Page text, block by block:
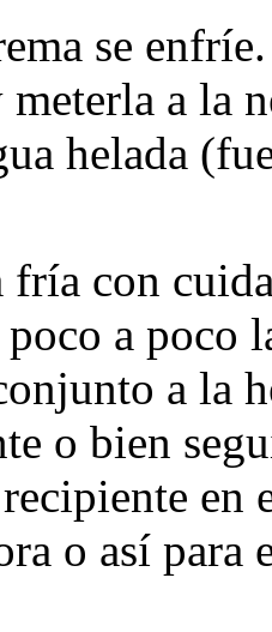
se
a la
helada
con
a poco
a la
o bien
o así